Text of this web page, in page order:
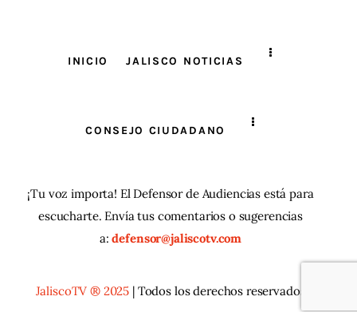
INICIO JALISCO NOTICIAS
CONSEJO CIUDADANO
¡Tu voz importa! El Defensor de Audiencias está para
escucharte. Envía tus comentarios o sugerencias
a:defensor@jaliscotv.com
JaliscoTV ® 2025 | Todos los derechos reservados